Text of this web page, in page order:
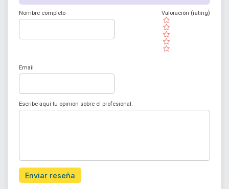
Nombre completo
( )
( )
( )
( )
( )
Valoración (rating)
Email
Escribe aquí tu opinión sobre el profesional:
Enviar reseña